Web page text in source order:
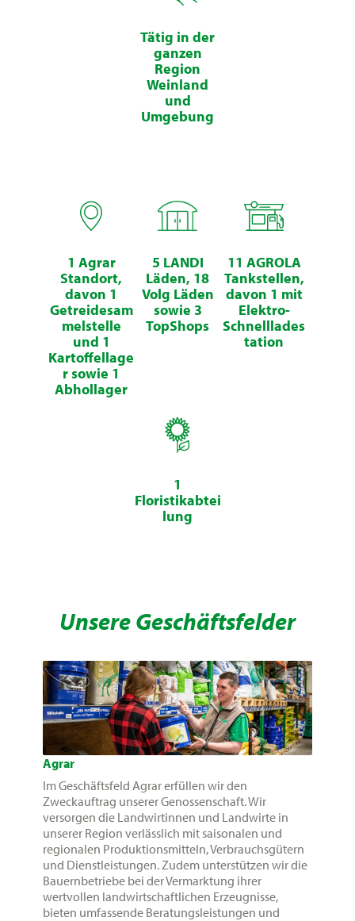
Tätig in der
ganzen
Region
Weinland
und
Umgebung
1 Agrar
Standort,
davon 1
Getreidesam
melstelle
und 1
Kartoffellage
r sowie 1
Abhollager
5 LANDI
Läden, 18
Volg Läden
sowie 3
TopShops
11 AGROLA
Tankstellen,
davon 1 mit
Elektro-
Schnelllades
tation
1
Floristikabtei
lung
Unsere Geschäftsfelder
Agrar
Im Geschäftsfeld Agrar erfüllen wir den
Zweckauftrag unserer Genossenschaft. Wir
versorgen die Landwirtinnen und Landwirte in
unserer Region verlässlich mit saisonalen und
regionalen Produktionsmitteln, Verbrauchsgütern
und Dienstleistungen. Zudem unterstützen wir die
Bauernbetriebe bei der Vermarktung ihrer
wertvollen landwirtschaftlichen Erzeugnisse,
bieten umfassende Beratungsleistungen und